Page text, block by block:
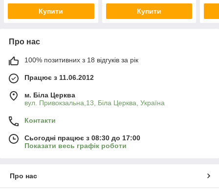
Купити Купити
Про нас
100% позитивних з 18 відгуків за рік
Працює з 11.06.2012
м. Біла Церква
вул. Привокзальна,13, Біла Церква, Україна
Контакти
Сьогодні працює з 08:30 до 17:00
Показати весь графік роботи
Про нас